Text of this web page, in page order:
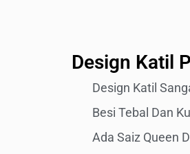
Design Katil
Design Katil
Besi Tebal Dan
Ada Saiz Queen